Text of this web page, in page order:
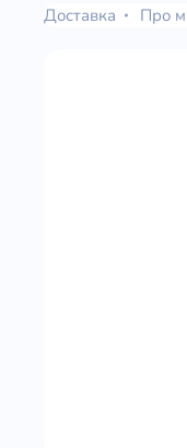
Доставка Про